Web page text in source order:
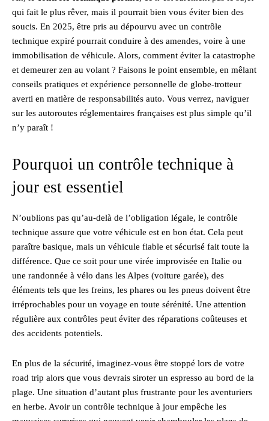
qui fait le plus rêver, mais il pourrait bien vous éviter bien des
soucis. En 2025, être pris au dépourvu avec un contrôle
technique expiré pourrait conduire à des amendes, voire à une
immobilisation de véhicule. Alors, comment éviter la catastrophe
et demeurer zen au volant ? Faisons le point ensemble, en mêlant
conseils pratiques et expérience personnelle de globe-trotteur
averti en matière de responsabilités auto. Vous verrez, naviguer
sur les autoroutes réglementaires françaises est plus simple qu’il
n’y paraît !
Pourquoi un contrôle technique à
jour est essentiel
N’oublions pas qu’au-delà de l’obligation légale, le contrôle
technique assure que votre véhicule est en bon état. Cela peut
paraître basique, mais un véhicule fiable et sécurisé fait toute la
différence. Que ce soit pour une virée improvisée en Italie ou
une randonnée à vélo dans les Alpes (voiture garée), des
éléments tels que les freins, les phares ou les pneus doivent être
irréprochables pour un voyage en toute sérénité. Une attention
régulière aux contrôles peut éviter des réparations coûteuses et
des accidents potentiels.
En plus de la sécurité, imaginez-vous être stoppé lors de votre
road trip alors que vous devrais siroter un espresso au bord de la
plage. Une situation d’autant plus frustrante pour les aventuriers
en herbe. Avoir un contrôle technique à jour empêche les